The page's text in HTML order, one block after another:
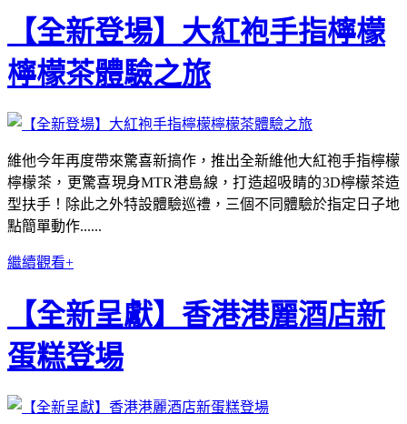
【全新登場】大紅袍手指檸檬
檸檬茶體驗之旅
維他今年再度帶來驚喜新搞作，推出全新維他大紅袍手指檸檬
檸檬茶，更驚喜現身MTR港島線，打造超吸睛的3D檸檬茶造
型扶手！除此之外特設體驗巡禮，三個不同體驗於指定日子地
點簡單動作......
繼續觀看+
【全新呈獻】香港港麗酒店新
蛋糕登場